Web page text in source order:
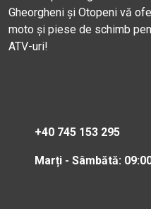
Gheorgheni și Otopeni vă
moto și piese de schimb
ATV-uri!
+40 745 153 295
Marți - Sâmbătă: